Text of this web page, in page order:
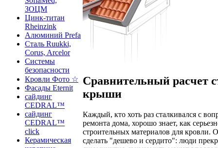
ЗОЦМ
Цинк-титан
Rheinzink
Алюминий Prefa
Сталь Ruukki,
Corus, Arcelor
Системы
безопасности
Кровли Фото ☆
Фасады Eternit
сайдинг
CEDRAL™
сайдинг
CEDRAL™
click
Керамическая
Сравнительный расчет
крыши
Каждый, кто хоть раз сталкивался с
ремонта дома, хорошо знает, как
строительных материалов для кровли.
сделать "дешево и сердито": люди